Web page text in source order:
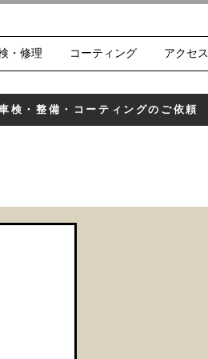
・修理 コーティング アクセス
検・整備・コーティングのご依頼